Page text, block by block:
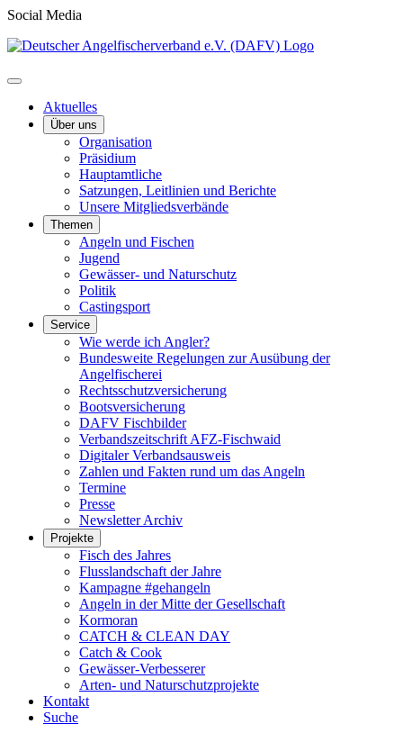
Social Media
Aktuelles
Über uns
Organisation
Präsidium
Hauptamtliche
Satzungen, Leitlinien und Berichte
Unsere Mitgliedsverbände
Themen
Angeln und Fischen
Jugend
Gewässer- und Naturschutz
Politik
Castingsport
Service
Wie werde ich Angler?
Bundesweite Regelungen zur Ausübung der
Angelfischerei
Rechtsschutzversicherung
Bootsversicherung
DAFV Fischbilder
Verbandszeitschrift AFZ-Fischwaid
Digitaler Verbandsausweis
Zahlen und Fakten rund um das Angeln
Termine
Presse
Newsletter Archiv
Projekte
Fisch des Jahres
Flusslandschaft der Jahre
Kampagne #gehangeln
Angeln in der Mitte der Gesellschaft
Kormoran
CATCH & CLEAN DAY
Catch & Cook
Gewässer-Verbesserer
Arten- und Naturschutzprojekte
Kontakt
Suche